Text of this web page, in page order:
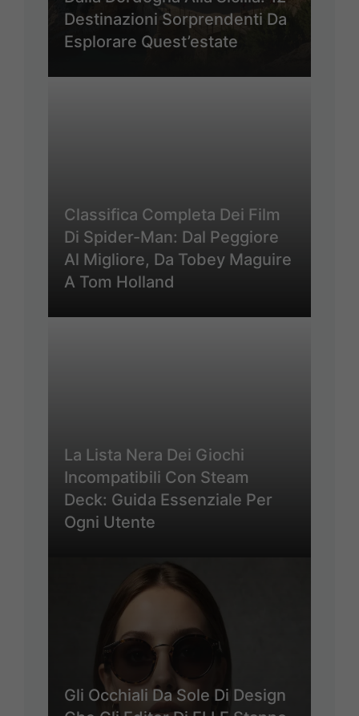
Destinazioni Sorprendenti Da
Esplorare Quest’estate
Classifica Completa Dei Film
Di Spider-Man: Dal Peggiore
Al Migliore, Da Tobey Maguire
A Tom Holland
La Lista Nera Dei Giochi
Incompatibili Con Steam
Deck: Guida Essenziale Per
Ogni Utente
Gli Occhiali Da Sole Di Design